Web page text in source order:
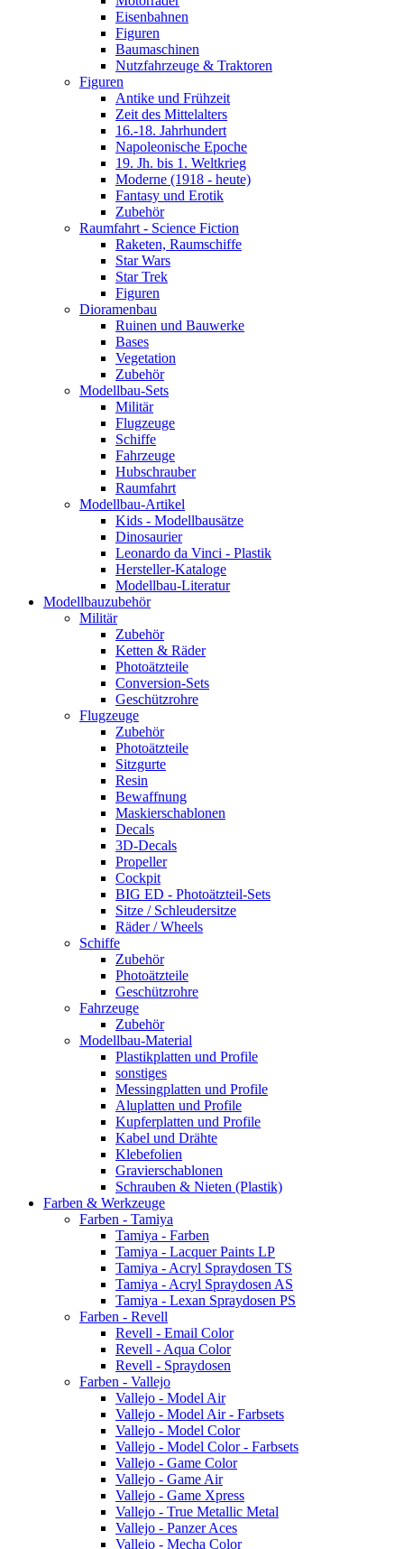
Eisenbahnen
Figuren
Baumaschinen
Nutzfahrzeuge & Traktoren
Figuren
Antike und Frühzeit
Zeit des Mittelalters
16.-18. Jahrhundert
Napoleonische Epoche
19. Jh. bis 1. Weltkrieg
Moderne (1918 - heute)
Fantasy und Erotik
Zubehör
Raumfahrt - Science Fiction
Raketen, Raumschiffe
Star Wars
Star Trek
Figuren
Dioramenbau
Ruinen und Bauwerke
Bases
Vegetation
Zubehör
Modellbau-Sets
Militär
Flugzeuge
Schiffe
Fahrzeuge
Hubschrauber
Raumfahrt
Modellbau-Artikel
Kids - Modellbausätze
Dinosaurier
Leonardo da Vinci - Plastik
Hersteller-Kataloge
Modellbau-Literatur
Modellbauzubehör
Militär
Zubehör
Ketten & Räder
Photoätzteile
Conversion-Sets
Geschützrohre
Flugzeuge
Zubehör
Photoätzteile
Sitzgurte
Resin
Bewaffnung
Maskierschablonen
Decals
3D-Decals
Propeller
Cockpit
BIG ED - Photoätzteil-Sets
Sitze / Schleudersitze
Räder / Wheels
Schiffe
Zubehör
Photoätzteile
Geschützrohre
Fahrzeuge
Zubehör
Modellbau-Material
Plastikplatten und Profile
sonstiges
Messingplatten und Profile
Aluplatten und Profile
Kupferplatten und Profile
Kabel und Drähte
Klebefolien
Gravierschablonen
Schrauben & Nieten (Plastik)
Farben & Werkzeuge
Farben - Tamiya
Tamiya - Farben
Tamiya - Lacquer Paints LP
Tamiya - Acryl Spraydosen TS
Tamiya - Acryl Spraydosen AS
Tamiya - Lexan Spraydosen PS
Farben - Revell
Revell - Email Color
Revell - Aqua Color
Revell - Spraydosen
Farben - Vallejo
Vallejo - Model Air
Vallejo - Model Air - Farbsets
Vallejo - Model Color
Vallejo - Model Color - Farbsets
Vallejo - Game Color
Vallejo - Game Air
Vallejo - Game Xpress
Vallejo - True Metallic Metal
Vallejo - Panzer Aces
Vallejo - Mecha Color